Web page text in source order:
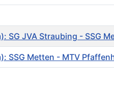
SG JVA Straubing - SSG
SSG Metten - MTV